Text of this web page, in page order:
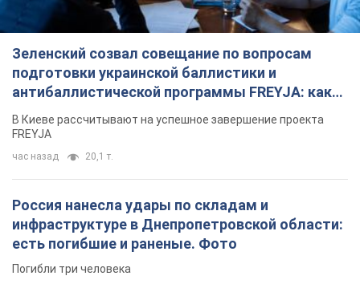
Зеленский созвал совещание по вопросам
подготовки украинской баллистики и
антибаллистической программы FREYJA: какие
решения готовятся
В Киеве рассчитывают на успешное завершение проекта
FREYJA
час назад 20,1 т.
Россия нанесла удары по складам и
инфраструктуре в Днепропетровской области:
есть погибшие и раненые. Фото
Погибли три человека